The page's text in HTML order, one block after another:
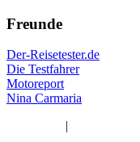
Freunde
Der-Reisetester.de
Die Testfahrer
Motoreport
Nina Carmaria
|